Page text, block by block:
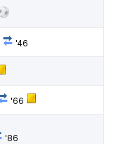
'46
'66
'86